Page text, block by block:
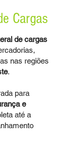
Cargas
de cargas
nas regiões
.
para
e
até a